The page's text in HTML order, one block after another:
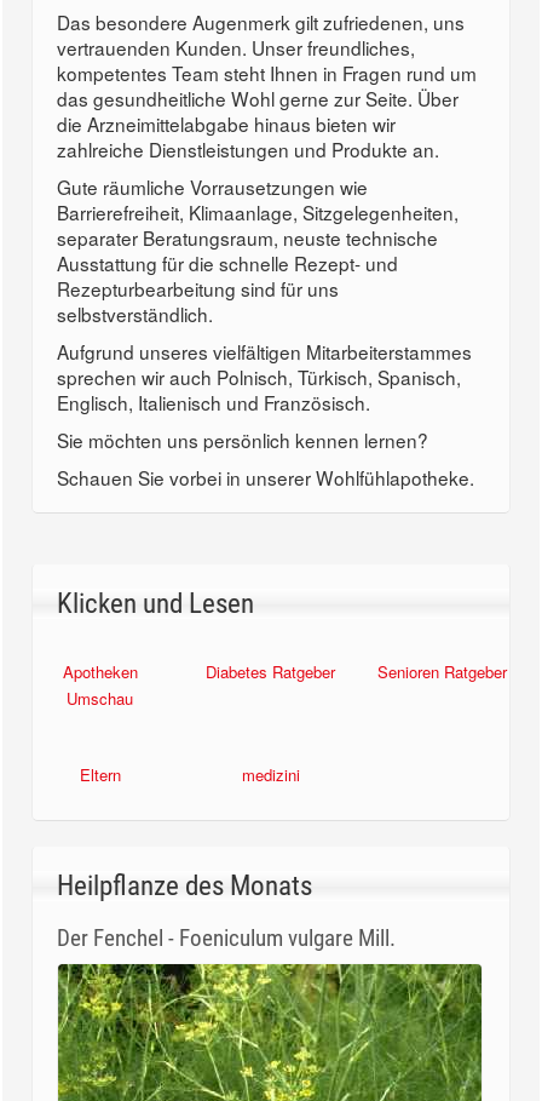
Das besondere Augenmerk gilt zufriedenen, uns
vertrauenden Kunden. Unser freundliches,
kompetentes Team steht Ihnen in Fragen rund um
das gesundheitliche Wohl gerne zur Seite. Über
die Arzneimittelabgabe hinaus bieten wir
zahlreiche Dienstleistungen und Produkte an.
Gute räumliche Vorrausetzungen wie
Barrierefreiheit, Klimaanlage, Sitzgelegenheiten,
separater Beratungsraum, neuste technische
Ausstattung für die schnelle Rezept- und
Rezepturbearbeitung sind für uns
selbstverständlich.
Aufgrund unseres vielfältigen Mitarbeiterstammes
sprechen wir auch Polnisch, Türkisch, Spanisch,
Englisch, Italienisch und Französisch.
Sie möchten uns persönlich kennen lernen?
Schauen Sie vorbei in unserer Wohlfühlapotheke.
Klicken und Lesen
Apotheken
Umschau
Diabetes Ratgeber Senioren Ratgeber
Eltern medizini
Heilpflanze des Monats
Der Fenchel - Foeniculum vulgare Mill.